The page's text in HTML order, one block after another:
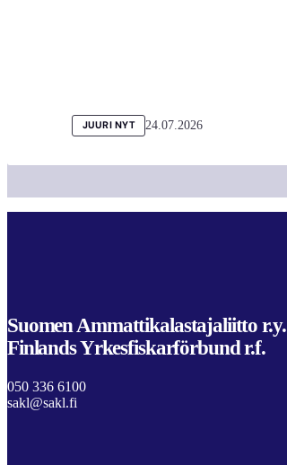
JUURI NYT 24.07.2026
Suomen Ammattikalastajaliitto r.y.
Finlands Yrkesfiskarförbund r.f.
050 336 6100
sakl@sakl.fi